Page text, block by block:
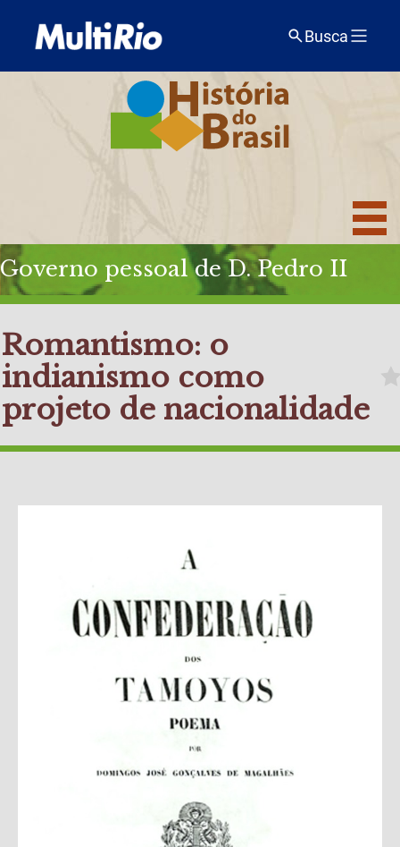
Busca
Governo pessoal de D. Pedro II
Romantismo: o
indianismo como
projeto de nacionalidade